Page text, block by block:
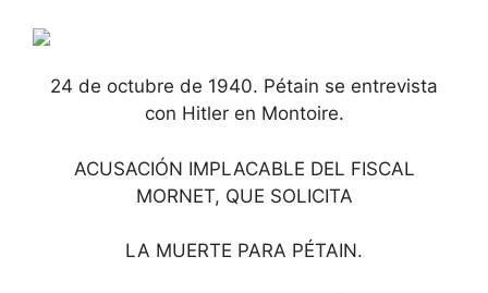
24 de octubre de 1940. Pétain se entrevista
con Hitler en Montoire.
ACUSACIÓN IMPLACABLE DEL FISCAL
MORNET, QUE SOLICITA
LA MUERTE PARA PÉTAIN.